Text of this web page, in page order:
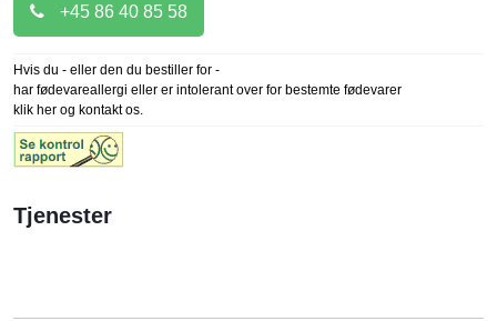
+45 86 40 85 58
Hvis du - eller den du bestiller for -
har fødevareallergi eller er intolerant over for bestemte fødevarer
klik her og kontakt os.
Tjenester